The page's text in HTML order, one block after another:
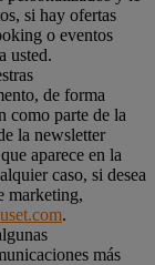
si hay ofertas
o eventos
usted.
de forma
como parte de la
la newsletter
aparece en la
caso, si desea
marketing,
.
más